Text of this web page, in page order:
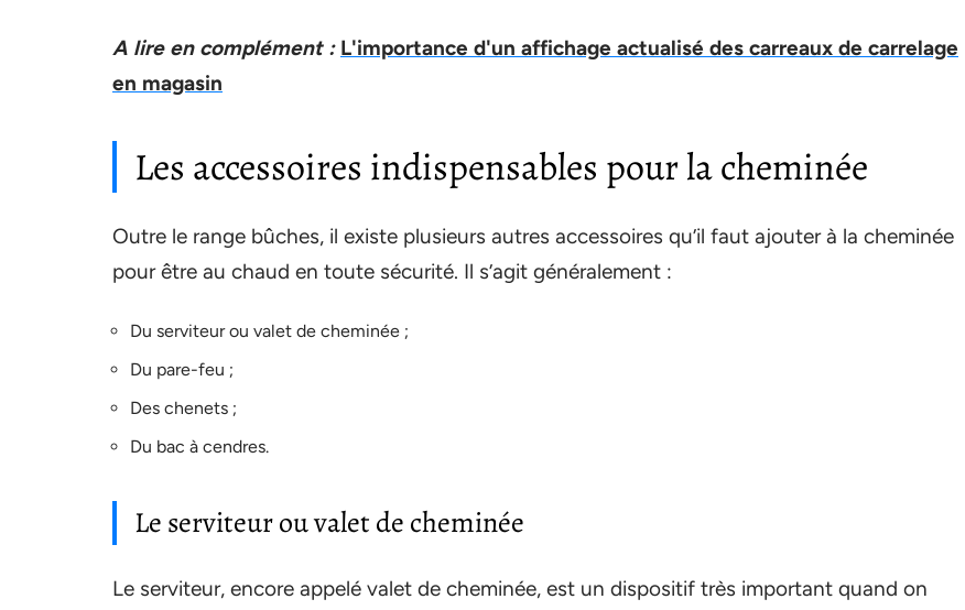
A lire en complément : L'importance d'un affichage actualisé des carreaux de carrelage
en magasin
Les accessoires indispensables pour la cheminée
Outre le range bûches, il existe plusieurs autres accessoires qu’il faut ajouter à la cheminée
pour être au chaud en toute sécurité. Il s’agit généralement :
Du serviteur ou valet de cheminée ;
Du pare-feu ;
Des chenets ;
Du bac à cendres.
Le serviteur ou valet de cheminée
Le serviteur, encore appelé valet de cheminée, est un dispositif très important quand on